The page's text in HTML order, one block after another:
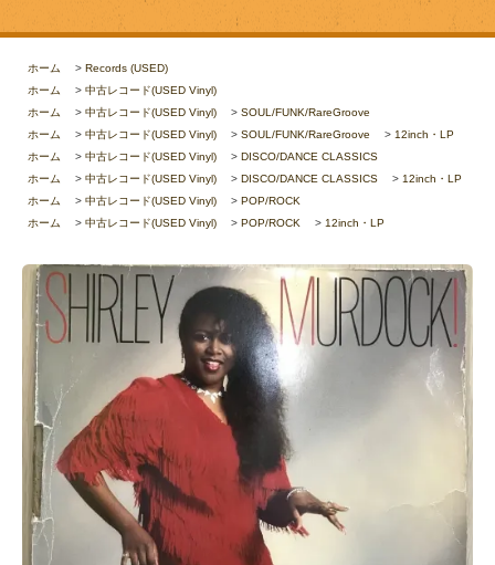
ホーム > Records (USED)
ホーム
> 中古レコード(USED Vinyl)
ホーム
> 中古レコード(USED Vinyl) > SOUL/FUNK/RareGroove
ホーム
> 中古レコード(USED Vinyl) > SOUL/FUNK/RareGroove > 12inch・LP
ホーム
> 中古レコード(USED Vinyl) > DISCO/DANCE CLASSICS
ホーム
> 中古レコード(USED Vinyl) > DISCO/DANCE CLASSICS > 12inch・LP
ホーム
> 中古レコード(USED Vinyl) > POP/ROCK
ホーム
> 中古レコード(USED Vinyl) > POP/ROCK > 12inch・LP